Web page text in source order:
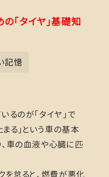
「タイヤ」基礎知
記憶
るのが「タイヤ」で
まる」という車の基本
車の血液や心臓に匹
を怠ると、燃費が悪化